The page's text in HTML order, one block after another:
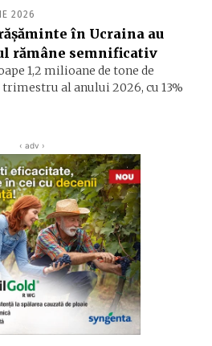
2026
în Ucraina au
rămâne semnificativ
1,2 milioane de tone de
al anului 2026, cu 13%
‹ adv ›